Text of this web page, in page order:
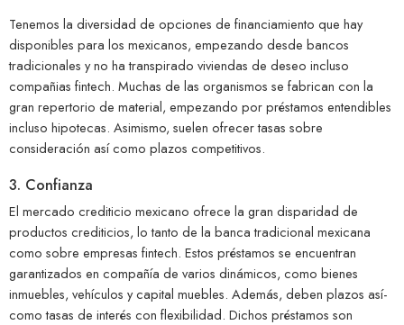
Tenemos la diversidad de opciones de financiamiento que hay
disponibles para los mexicanos, empezando desde bancos
tradicionales y no ha transpirado viviendas de deseo incluso
compañias fintech. Muchas de las organismos se fabrican con la
gran repertorio de material, empezando por préstamos entendibles
incluso hipotecas. Asimismo, suelen ofrecer tasas sobre
consideración así­ como plazos competitivos.
3. Confianza
El mercado crediticio mexicano ofrece la gran disparidad de
productos crediticios, lo tanto de la banca tradicional mexicana
como sobre empresas fintech. Estos préstamos se encuentran
garantizados en compañía de varios dinámicos, como bienes
inmuebles, vehículos y capital muebles. Además, deben plazos así­
como tasas de interés con flexibilidad. Dichos préstamos son